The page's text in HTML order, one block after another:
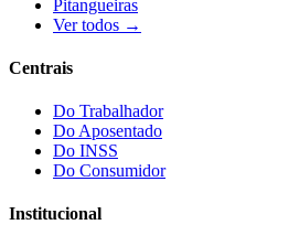
Pitangueiras
Ver todos →
Centrais
Do Trabalhador
Do Aposentado
Do INSS
Do Consumidor
Institucional